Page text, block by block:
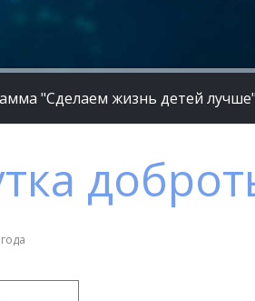
"Сделаем жизнь детей лучше"